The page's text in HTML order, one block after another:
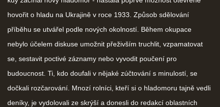
hovořit o hladu na Ukrajině v roce 1933. Způsob sdělování
příběhu se utvářel podle nových okolností. Během okupace
nebylo účelem diskuse umožnit přeživším truchlit, vzpamatovat
se, sestavit poctivé záznamy nebo vyvodit poučení pro
budoucnost. Ti, kdo doufali v nějaké zúčtování s minulostí, se
dočkali rozčarování. Mnozí rolníci, kteří si o hladomoru tajně vedli
deníky, je vydolovali ze skrýší a donesli do redakcí oblastních